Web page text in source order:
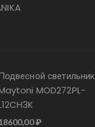
светильник
MOD272PL-
₽